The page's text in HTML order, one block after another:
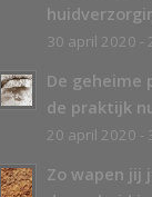
30 april 2020 -
De geheime
de praktijk
20 april 2020 -
Zo wapen jij